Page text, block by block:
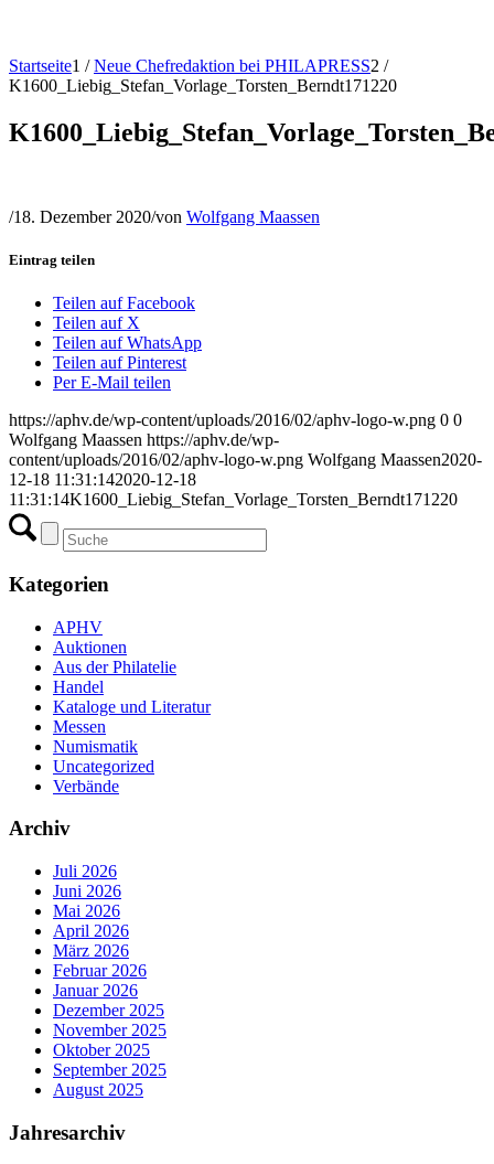
Startseite1 / Neue Chefredaktion bei PHILAPRESS2 /
K1600_Liebig_Stefan_Vorlage_Torsten_Berndt171220
/18. Dezember 2020/von Wolfgang Maassen
Eintrag teilen
Teilen auf Facebook
Teilen auf X
Teilen auf WhatsApp
Teilen auf Pinterest
Per E-Mail teilen
https://aphv.de/wp-content/uploads/2016/02/aphv-logo-w.png 0 0
Wolfgang Maassen https://aphv.de/wp-
content/uploads/2016/02/aphv-logo-w.png Wolfgang Maassen2020-
12-18 11:31:142020-12-18
11:31:14K1600_Liebig_Stefan_Vorlage_Torsten_Berndt171220
Kategorien
APHV
Auktionen
Aus der Philatelie
Handel
Kataloge und Literatur
Messen
Numismatik
Uncategorized
Verbände
Archiv
Juli 2026
Juni 2026
Mai 2026
April 2026
März 2026
Februar 2026
Januar 2026
Dezember 2025
November 2025
Oktober 2025
September 2025
August 2025
Jahresarchiv